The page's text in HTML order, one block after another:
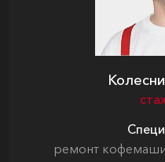
ремонт